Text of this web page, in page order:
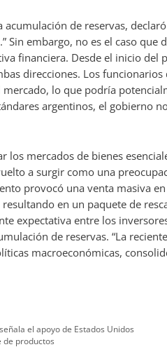
de reservas,
Sin embargo, no es el caso
financiera. Desde el inicio
direcciones. Los
lo que podría
argentinos, el gobierno
mercados de bienes
a surgir como una
provocó una venta masiva
en un paquete de
expectativa entre los
de reservas. “La
macroeconómicas,
el apoyo de Estados Unidos
de productos